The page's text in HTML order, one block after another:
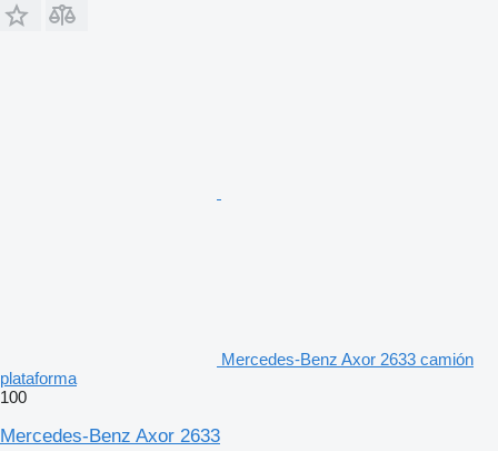
Mercedes-Benz Axor 2633 camión
plataforma
100
Mercedes-Benz Axor 2633